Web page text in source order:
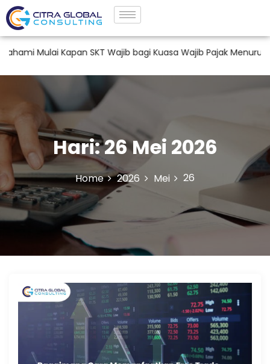
Mulai Kapan SKT Wajib bagi Kuasa Wajib Pajak Menurut
Hari:26 Mei 2026
Home 2026 Mei 26